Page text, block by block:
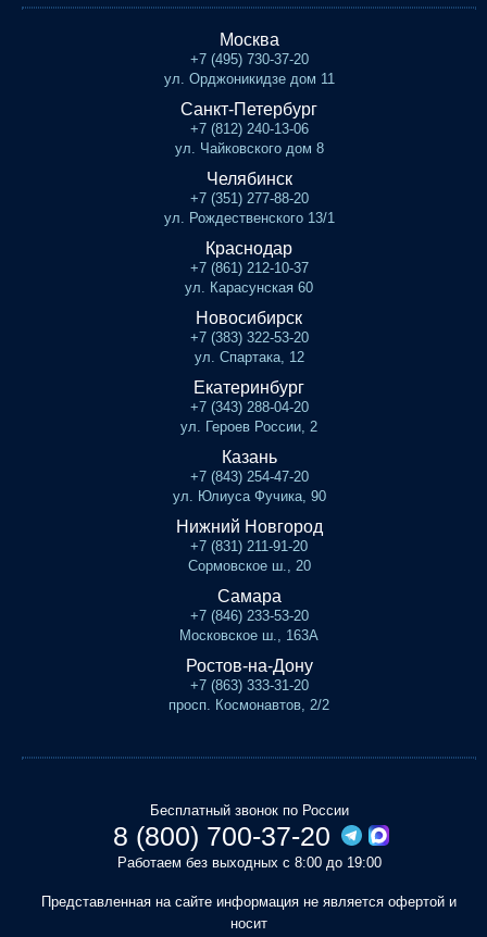
Москва
+7 (495) 730-37-20
ул. Орджоникидзе дом 11
Санкт-Петербург
+7 (812) 240-13-06
ул. Чайковского дом 8
Челябинск
+7 (351) 277-88-20
ул. Рождественского 13/1
Краснодар
+7 (861) 212-10-37
ул. Карасунская 60
Новосибирск
+7 (383) 322-53-20
ул. Спартака, 12
Екатеринбург
+7 (343) 288-04-20
ул. Героев России, 2
Казань
+7 (843) 254-47-20
ул. Юлиуса Фучика, 90
Нижний Новгород
+7 (831) 211-91-20
Сормовское ш., 20
Самара
+7 (846) 233-53-20
Московское ш., 163А
Ростов-на-Дону
+7 (863) 333-31-20
просп. Космонавтов, 2/2
Бесплатный звонок по России
8 (800) 700-37-20
Работаем без выходных с 8:00 до 19:00
Представленная на сайте информация не является офертой и
носит